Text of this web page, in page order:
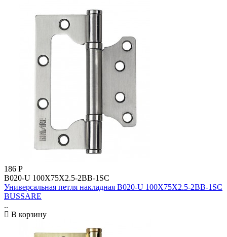
186 Р
B020-U 100X75X2.5-2BB-1SC
Универсальная петля накладная B020-U 100X75X2.5-2BB-1SC
BUSSARE
..
В корзину